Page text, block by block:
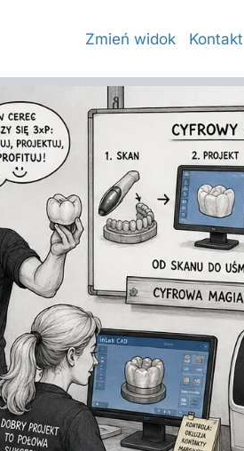
Zmień widok Kontakt